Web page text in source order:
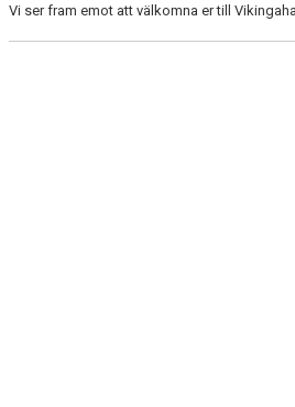
Vi ser fram emot att välkomna er till